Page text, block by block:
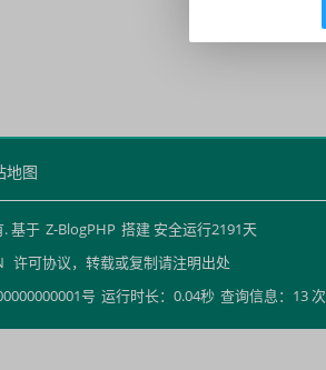
地图
基于 Z-BlogPHP 搭建 安全运行2191天
许可协议，转载或复制请注明出处
号 运行时长：0.04秒 查询信息：13 次